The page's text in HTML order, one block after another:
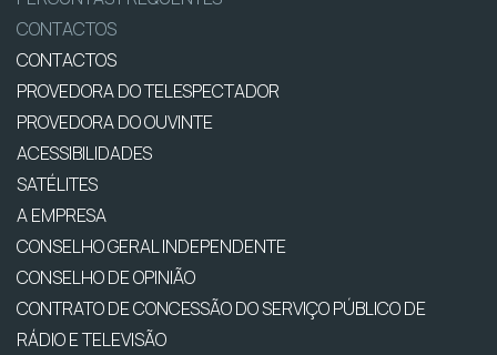
CONTACTOS
CONTACTOS
PROVEDORA DO TELESPECTADOR
PROVEDORA DO OUVINTE
ACESSIBILIDADES
SATÉLITES
A EMPRESA
CONSELHO GERAL INDEPENDENTE
CONSELHO DE OPINIÃO
CONTRATO DE CONCESSÃO DO SERVIÇO PÚBLICO DE
RÁDIO E TELEVISÃO